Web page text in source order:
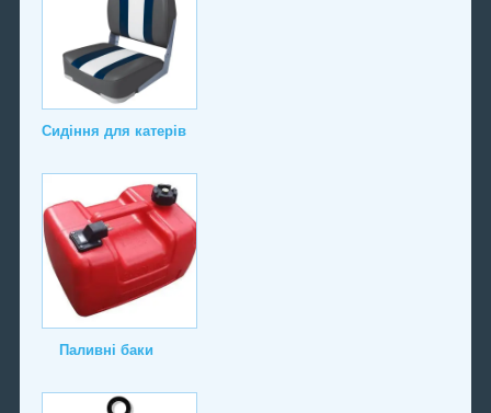
Сидіння для катерів
Паливні баки